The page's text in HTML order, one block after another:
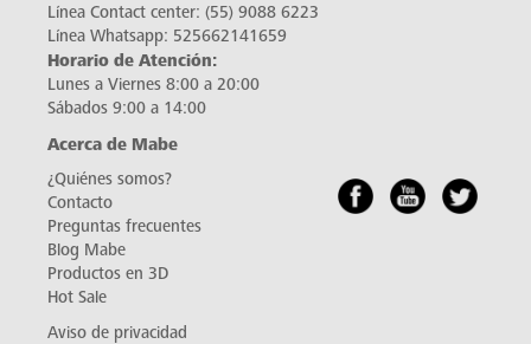
Línea Contact center: (55) 9088 6223
Línea Whatsapp: 525662141659
Horario de Atención:
Lunes a Viernes 8:00 a 20:00
Sábados 9:00 a 14:00
Acerca de Mabe
¿Quiénes somos?
Contacto
Preguntas frecuentes
Blog Mabe
Productos en 3D
Hot Sale
Aviso de privacidad